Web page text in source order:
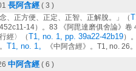
長阿含經( 3 )
念、正方便、正定、正智、正解脫。」（
452c11-14）。83 《阿毘達磨俱舍論》卷
行經〉（T1, no. 1, pp. 39a22-42b19）
。 T1, no. 1。 《中阿含經》。T1, no. 26。
中阿含經( 6 )